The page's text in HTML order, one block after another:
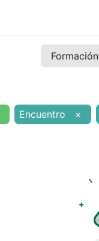
Formación
Encuentro ×